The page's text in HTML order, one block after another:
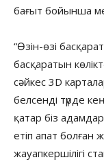
бағыт бойынша
“Өзін-өзі
басқаратын
сәйкес 3D
белсенді түрде
қатар біз
етіп апат
жауапкершілігі